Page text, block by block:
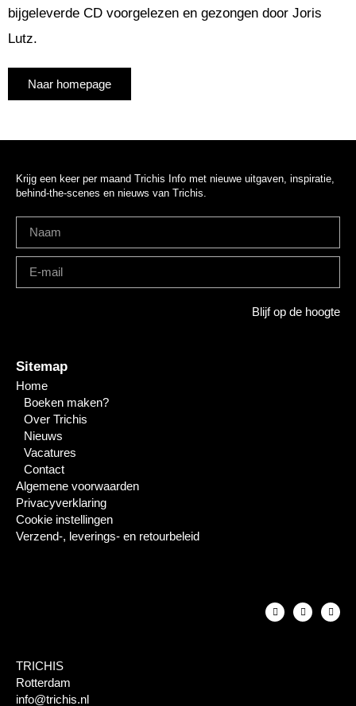
bijgeleverde CD voorgelezen en gezongen door Joris
Lutz.
Naar homepage
Krijg een keer per maand Trichis Info met nieuwe uitgaven, inspiratie,
behind-the-scenes en nieuws van Trichis.
Blijf op de hoogte
Sitemap
Home
Boeken maken?
Over Trichis
Nieuws
Vacatures
Contact
Algemene voorwaarden
Privacyverklaring
Cookie instellingen
Verzend-, leverings- en retourbeleid
TRICHIS
Rotterdam
info@trichis.nl